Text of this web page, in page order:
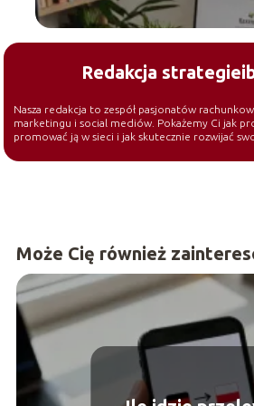
Redakcja
Nasza redakcja to zespół pasjonatów
marketingu i social mediów. Pokażemy Ci jak
promować ją w sieci i jak skutecznie rozwijać
Może Cię również